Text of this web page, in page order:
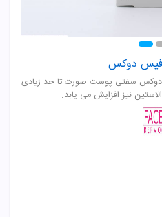
فیس دوکس
دوکس سفتی پوست صورت تا حد زیادی
نیز افزایش می یابد.